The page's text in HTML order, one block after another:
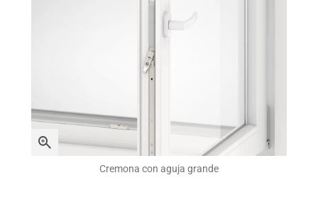
Cremona con aguja grande